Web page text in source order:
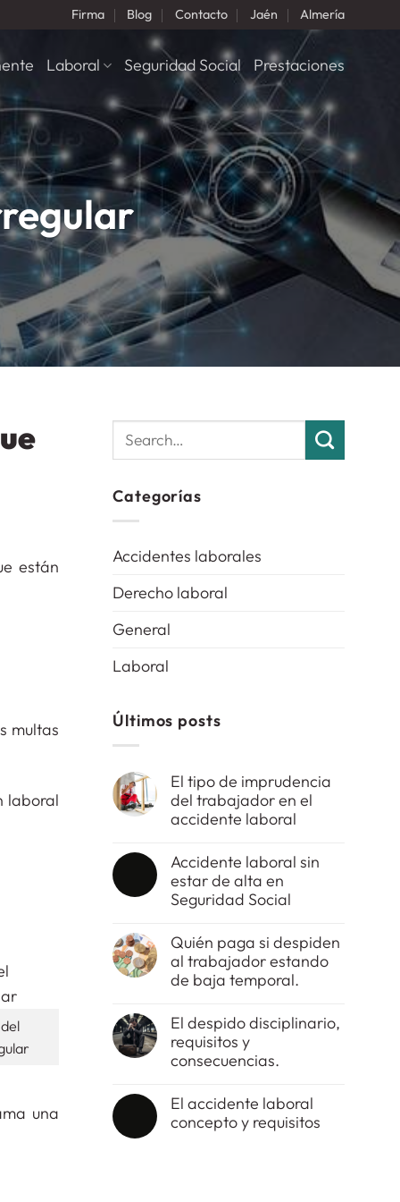
Firma Blog Contacto Jaén Almería
Laboral Seguridad Social Prestaciones
están
multas
laboral
una
Categorías
Accidentes laborales
Derecho laboral
General
Laboral
Últimos posts
El tipo de imprudencia
del trabajador en el
accidente laboral
hay
comentarios
en
El
tipo
imprudencia
del
trabajador
en
el
laboral
Accidente laboral sin
estar de alta en
Seguridad Social
hay
comentarios
en
Accidente
laboral
estar
de
alta
Seguridad
Quién paga si despiden
al trabajador estando
de baja temporal.
hay
comentarios
en
Quién
paga
despiden
al
trabajador
El despido disciplinario,
requisitos y
consecuencias.
hay
comentarios
en
El accidente laboral
concepto y requisitos